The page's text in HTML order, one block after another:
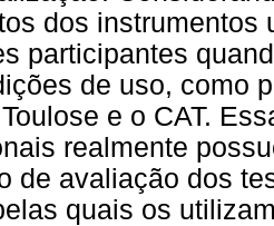
dos
participantes
de uso, como
e o CAT.
realmente
de avaliação dos
quais os